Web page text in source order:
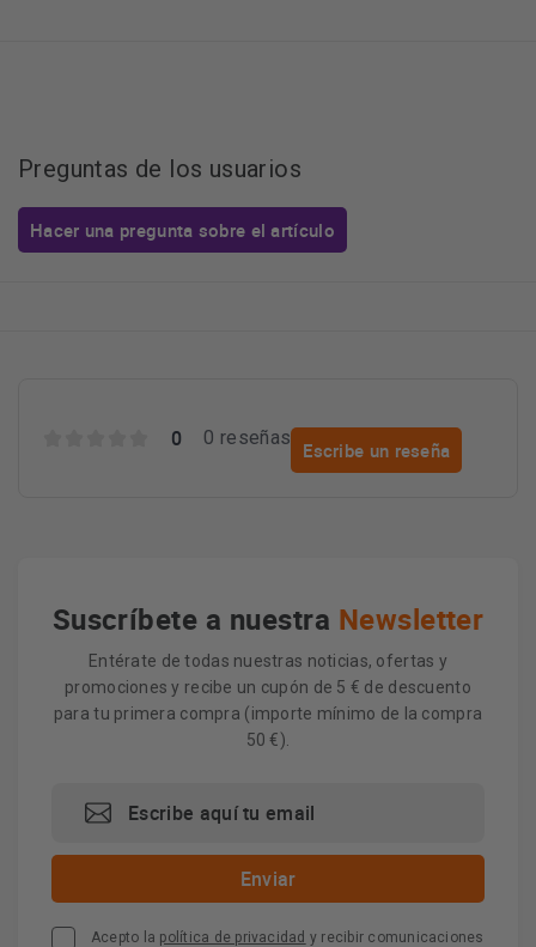
Preguntas de los usuarios
Hacer una pregunta sobre el artículo
0 0 reseñas
Escribe un reseña
Suscríbete a nuestra Newsletter
Entérate de todas nuestras noticias, ofertas y
promociones y recibe un cupón de 5 € de descuento
para tu primera compra (importe mínimo de la compra
50 €).
Acepto la política de privacidad y recibir comunicaciones